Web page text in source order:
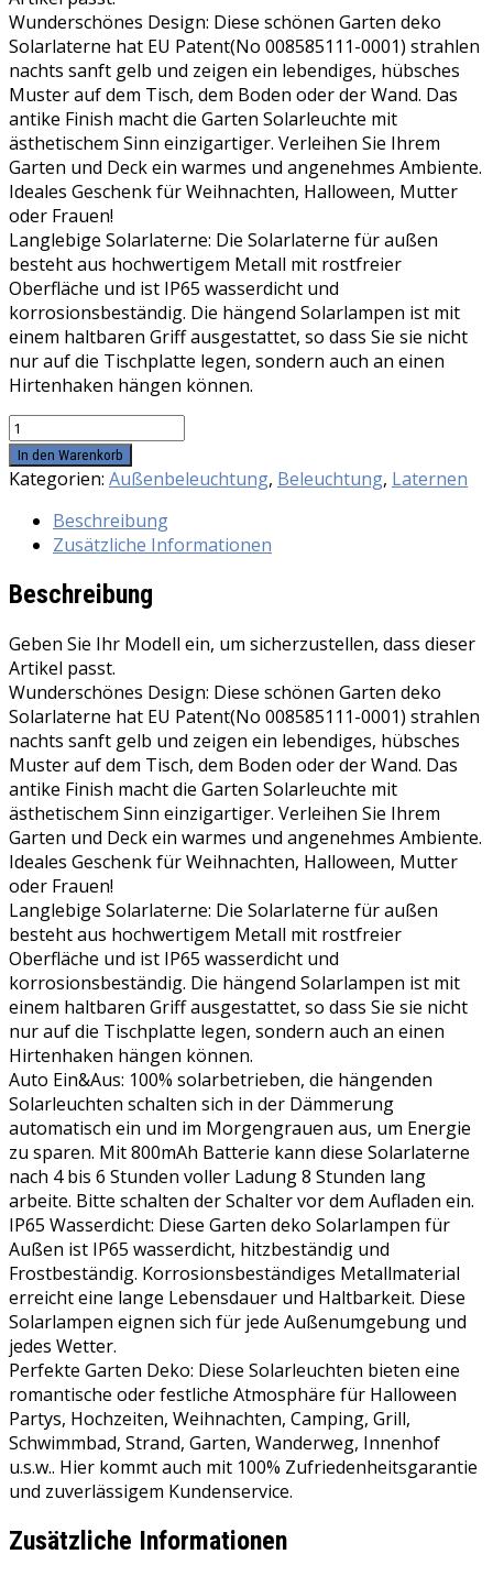
Wunderschönes Design: Diese schönen Garten deko
Solarlaterne hat EU Patent(No 008585111-0001) strahlen
nachts sanft gelb und zeigen ein lebendiges, hübsches
Muster auf dem Tisch, dem Boden oder der Wand. Das
antike Finish macht die Garten Solarleuchte mit
ästhetischem Sinn einzigartiger. Verleihen Sie Ihrem
Garten und Deck ein warmes und angenehmes Ambiente.
Ideales Geschenk für Weihnachten, Halloween, Mutter
oder Frauen!
Langlebige Solarlaterne: Die Solarlaterne für außen
besteht aus hochwertigem Metall mit rostfreier
Oberfläche und ist IP65 wasserdicht und
korrosionsbeständig. Die hängend Solarlampen ist mit
einem haltbaren Griff ausgestattet, so dass Sie sie nicht
nur auf die Tischplatte legen, sondern auch an einen
Hirtenhaken hängen können.
KOOPER
LED
Solar
Außen,
Metall
für
Außen
Warmweiß,
IP65
Wasserdicht
Hängend
Garten
Deko
Solarleuchten
für
Weihnachten
Halloween
Veranda
Rasen
Hof
Auffahrt
Menge
In den Warenkorb
Kategorien: Außenbeleuchtung, Beleuchtung, Laternen
Beschreibung
Zusätzliche Informationen
Beschreibung
Geben Sie Ihr Modell ein, um sicherzustellen, dass dieser
Artikel passt.
Wunderschönes Design: Diese schönen Garten deko
Solarlaterne hat EU Patent(No 008585111-0001) strahlen
nachts sanft gelb und zeigen ein lebendiges, hübsches
Muster auf dem Tisch, dem Boden oder der Wand. Das
antike Finish macht die Garten Solarleuchte mit
ästhetischem Sinn einzigartiger. Verleihen Sie Ihrem
Garten und Deck ein warmes und angenehmes Ambiente.
Ideales Geschenk für Weihnachten, Halloween, Mutter
oder Frauen!
Langlebige Solarlaterne: Die Solarlaterne für außen
besteht aus hochwertigem Metall mit rostfreier
Oberfläche und ist IP65 wasserdicht und
korrosionsbeständig. Die hängend Solarlampen ist mit
einem haltbaren Griff ausgestattet, so dass Sie sie nicht
nur auf die Tischplatte legen, sondern auch an einen
Hirtenhaken hängen können.
Auto Ein&Aus: 100% solarbetrieben, die hängenden
Solarleuchten schalten sich in der Dämmerung
automatisch ein und im Morgengrauen aus, um Energie
zu sparen. Mit 800mAh Batterie kann diese Solarlaterne
nach 4 bis 6 Stunden voller Ladung 8 Stunden lang
arbeite. Bitte schalten der Schalter vor dem Aufladen ein.
IP65 Wasserdicht: Diese Garten deko Solarlampen für
Außen ist IP65 wasserdicht, hitzbeständig und
Frostbeständig. Korrosionsbeständiges Metallmaterial
erreicht eine lange Lebensdauer und Haltbarkeit. Diese
Solarlampen eignen sich für jede Außenumgebung und
jedes Wetter.
Perfekte Garten Deko: Diese Solarleuchten bieten eine
romantische oder festliche Atmosphäre für Halloween
Partys, Hochzeiten, Weihnachten, Camping, Grill,
Schwimmbad, Strand, Garten, Wanderweg, Innenhof
u.s.w.. Hier kommt auch mit 100% Zufriedenheitsgarantie
und zuverlässigem Kundenservice.
Zusätzliche Informationen